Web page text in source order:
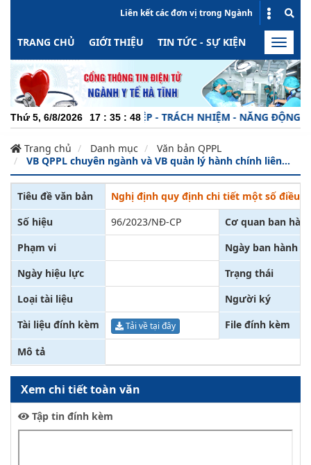
Liên kết các đơn vị trong Ngành
TRANG CHỦ GIỚI THIỆU TIN TỨC - SỰ KIỆN HOẠT
Toggle
Thứ 5, 6/8/2026 17 : 35 : 48
CHUYÊN NGHIỆP - TRÁCH NHIỆM - NĂNG ĐỘNG -
Trang chủ Danh mục
Văn bản QPPL
VB QPPL chuyên ngành và VB quản lý hành chính liên...
Tiêu đề văn bản
Nghị định quy định chi tiết một số điều
Số hiệu
96/2023/NĐ-CP
Cơ quan ban
Phạm vi
Ngày ban hành
Ngày hiệu lực
Trạng thái
Loại tài liệu
Người ký
Tài liệu đính kèm
Tải về tại đây File đính kèm
Mô tả
Xem chi tiết toàn văn
Tập tin đính kèm